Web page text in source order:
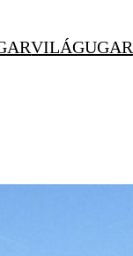
VILÁGUGAR